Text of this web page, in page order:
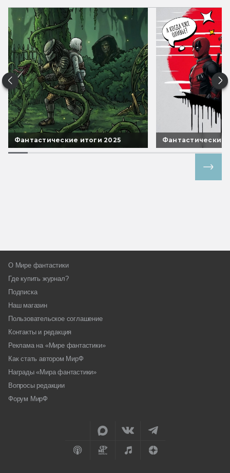
Фантастические итоги 2025 Фантастические
О Мире фантастики
Где купить журнал?
Подписка
Наш магазин
Пользовательское соглашение
Контакты и редакция
Реклама на «Мире фантастики»
Как стать автором МирФ
Награды «Мира фантастики»
Вопросы редакции
Форум МирФ